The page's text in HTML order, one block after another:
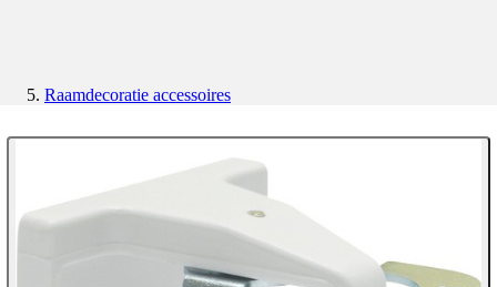
Raamdecoratie accessoires